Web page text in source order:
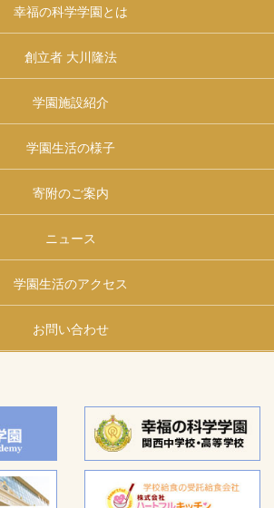
幸福の科学学園とは
創立者 大川隆法
学園施設紹介
学園生活の様子
寄附のご案内
ニュース
学園生活のアクセス
お問い合わせ